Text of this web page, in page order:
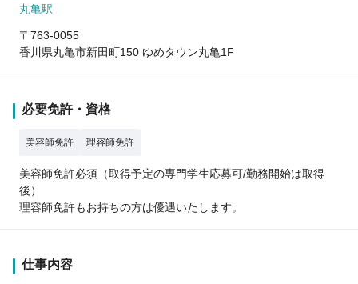
丸亀駅
〒763-0055
香川県丸亀市新田町150 ゆめタウン丸亀1F
必要免許・資格
美容師免許 理容師免許
美容師免許必須（取得予定の専門学生応募可/勤務開始は取得
後）
理容師免許もお持ちの方は優遇いたします。
仕事内容